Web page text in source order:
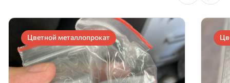
Цветной металлопрокат